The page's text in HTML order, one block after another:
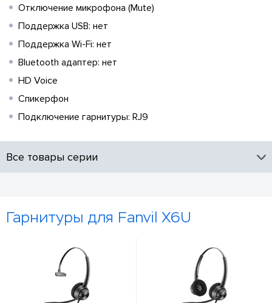
Отключение микрофона (Mute)
Поддержка USB: нет
Поддержка Wi-Fi: нет
Bluetooth адаптер: нет
HD Voice
Спикерфон
Подключение гарнитуры: RJ9
Все товары серии
Гарнитуры для Fanvil X6U